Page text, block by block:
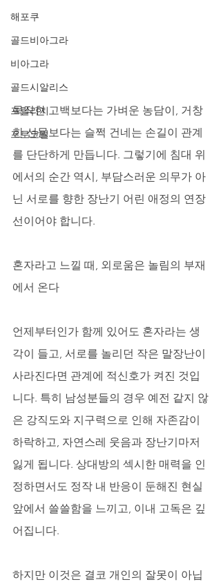
해포쿠
골드비아그라
비아그라
골드시알리스
프릴리지
프로코밀
묵직한 고백보다는 가벼운 농담이, 거창
한 선물보다는 슬쩍 건네는 손길이 관계
를 단단하게 만듭니다. 그렇기에 침대 위
에서의 순간 역시, 부담스러운 의무가 아
닌 서로를 향한 장난기 어린 애정의 연장
선이어야 합니다.
혼자라고 느낄 때, 외로움은 놀림의 부재
에서 온다
언제부터인가 함께 있어도 혼자라는 생
각이 들고, 서로를 놀리던 작은 말장난이
사라진다면 관계에 적신호가 켜진 것입
니다. 특히 남성분들의 경우 예전 같지 않
은 강직도와 지구력으로 인해 자존감이
하락하고, 자연스레 웃음과 장난기마저
잃게 됩니다. 상대방의 섹시한 매력을 인
정하면서도 정작 내 반응이 둔해진 현실
앞에서 쓸쓸함을 느끼고, 이내 고독은 깊
어집니다.
하지만 이것은 결코 개인의 잘못이 아닙